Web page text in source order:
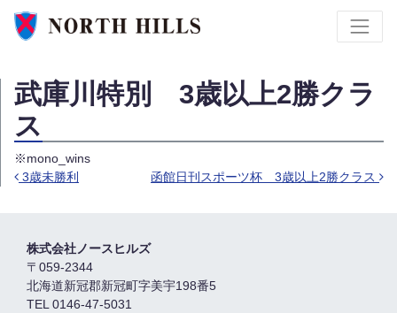
武庫川特別 3歳以上2勝クラ
ス
※mono_wins
3歳未勝利 函館日刊スポーツ杯 3歳以上2勝クラス
株式会社ノースヒルズ
〒059-2344
北海道新冠郡新冠町字美宇198番5
TEL 0146-47-5031